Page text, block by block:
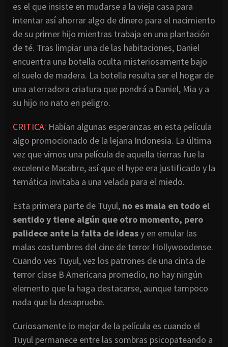
es el que insiste en mudarse a la vieja casa para
intentar así ahorrar algo de dinero para el nacimiento
de su primer hijo mientras trabaja en una plantación
de té. Tras limpiar una de las habitaciones, Daniel
encuentra una botella oculta misteriosamente bajo
el suelo de madera. La botella resulta ser el hogar de
una aterradora criatura que pondrá a Daniel, Mia y a
su hijo no nato en peligro.
CRITICA: Habían algunas esperanzas en esta película
algo promocionado de la lejana Indonesia. La última
vez que vimos una película de aquella tierras fue la
excelente Macabre, así que el hype era justificado y la
temática invitaba a una velada para el miedo.
Esta primera parte de Tuyul, no es mala en todo el
sentido y tiene algún que otro momento, pero
palidece ante la falta de ideasy en emular las
malas costumbres del cine de terror Hollywoodense.
Cuando ves Tuyul, vez los patrones de una cinta de
terror clase B Americana promedio, no hay ningún
elemento que la haga destacarse, aunque tampoco
nada que la desapruebe.
Curiosamente lo mejor de la película es cuando el
Tuyul permanece entre las sombras psicopateando a